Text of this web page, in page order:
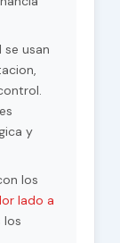
se usan
y
los
lado a
los